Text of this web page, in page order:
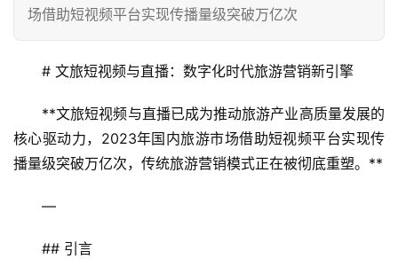
场借助短视频平台实现传播量级突破万亿次
# 文旅短视频与直播：数字化时代旅游营销新引擎
**文旅短视频与直播已成为推动旅游产业高质量发展的
核心驱动力，2023年国内旅游市场借助短视频平台实现传
播量级突破万亿次，传统旅游营销模式正在被彻底重塑。**
—
## 引言